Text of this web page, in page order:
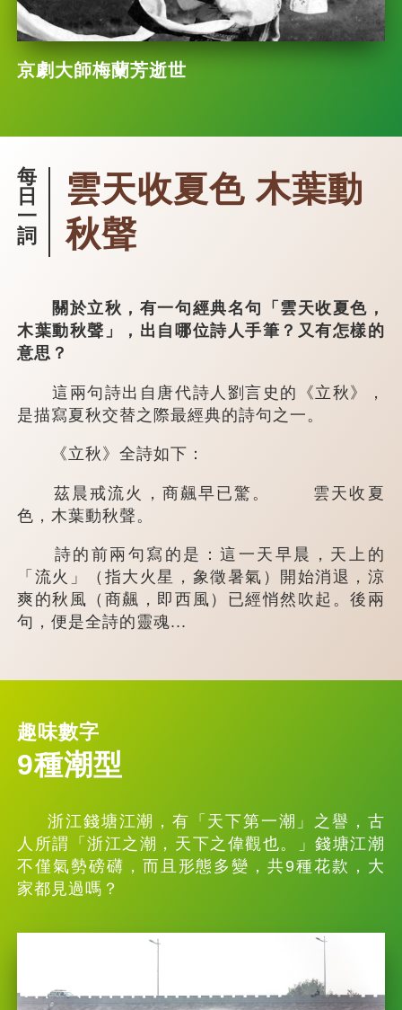
京劇大師梅蘭芳逝世
每
日
一
詞
雲天收夏色 木葉動
秋聲
關於立秋，有一句經典名句「雲天收夏色，
木葉動秋聲」，出自哪位詩人手筆？又有怎樣的
意思？
這兩句詩出自唐代詩人劉言史的《立秋》，
是描寫夏秋交替之際最經典的詩句之一。
《立秋》全詩如下：
茲晨戒流火，商飆早已驚。 雲天收夏
色，木葉動秋聲。
詩的前兩句寫的是：這一天早晨，天上的
「流火」（指大火星，象徵暑氣）開始消退，涼
爽的秋風（商飆，即西風）已經悄然吹起。後兩
句，便是全詩的靈魂...
趣味數字
9種潮型
浙江錢塘江潮，有「天下第一潮」之譽，古
人所謂「浙江之潮，天下之偉觀也。」錢塘江潮
不僅氣勢磅礴，而且形態多變，共9種花款，大
家都見過嗎？